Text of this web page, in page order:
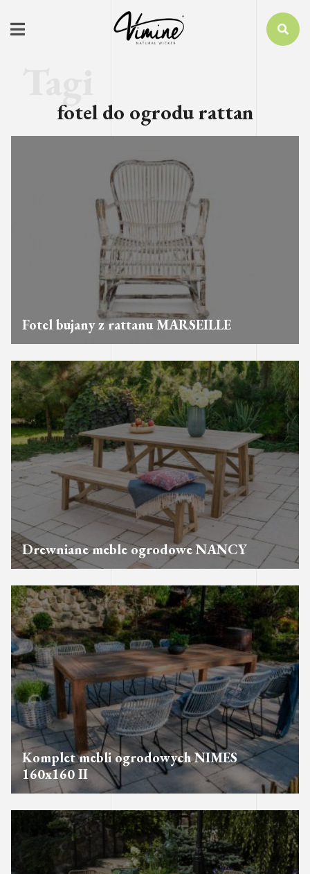
fotel do ogrodu rattan
Fotel bujany z rattanu MARSEILLE
Drewniane meble ogrodowe NANCY
Komplet mebli ogrodowych NIMES
160x160 II